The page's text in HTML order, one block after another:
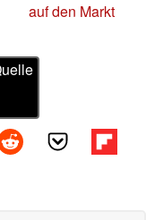
auf den Markt